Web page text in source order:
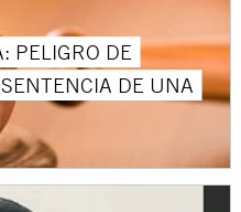
PELIGRO DE
DE UNA